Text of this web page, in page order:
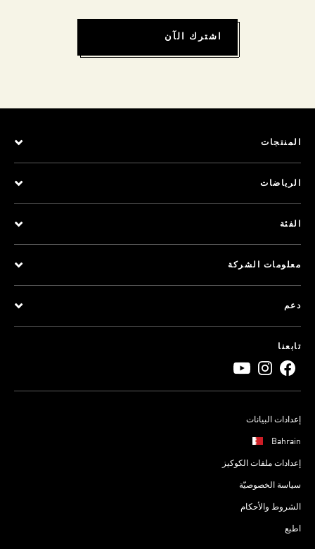
اشترك الآن
المنتجات
الرياضات
الفئة
معلومات الشركة
دعم
تابعنا
إعدادات البيانات
Bahrain
إعدادات ملفات الكوكيز
سياسة الخصوصيّة
الشروط والأحكام
اطبع